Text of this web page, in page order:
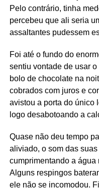
Pelo contrário, tinha
percebeu que ali seria
assaltantes pudessem
Foi até o fundo do
sentiu vontade de usar
bolo de chocolate na
cobrados com juros e
avistou a porta do único
logo desabotoando a
Quase não deu tempo
aliviado, o som das
cumprimentando a água
Alguns respingos
ele não se incomodou.